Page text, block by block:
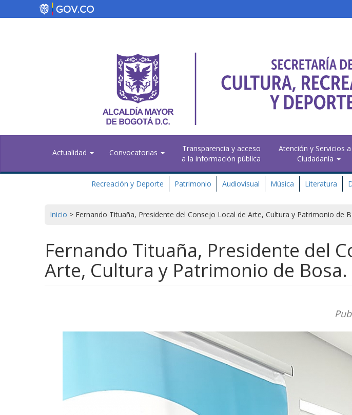
Actualidad Convocatorias
Transparencia y acceso
a la información pública
Atención y Servicios
Ciudadanía
Recreación y Deporte Patrimonio Audiovisual Música Literatura
Inicio > Fernando Tituaña, Presidente del Consejo Local de Arte, Cultura y Patrimonio de
Fernando Tituaña, Presidente del
Arte, Cultura y Patrimonio de Bosa.